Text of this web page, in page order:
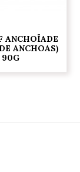
ANCHOÏADE
ANCHOAS)
90G